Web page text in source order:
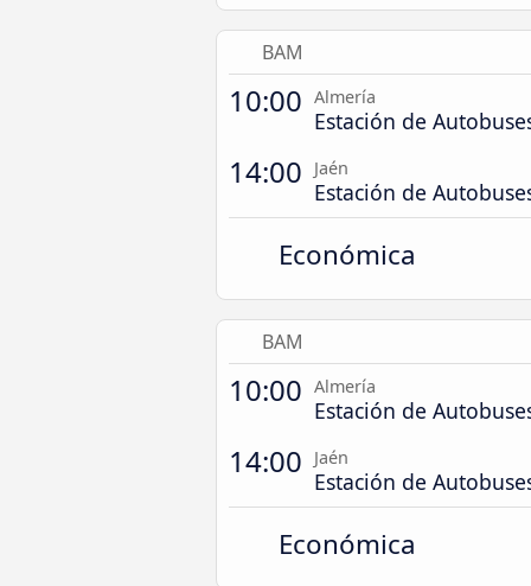
BAM
10:00 Almería
Estación de
14:00 Jaén
Estación de
Económica
BAM
10:00 Almería
Estación de
14:00 Jaén
Estación de
Económica